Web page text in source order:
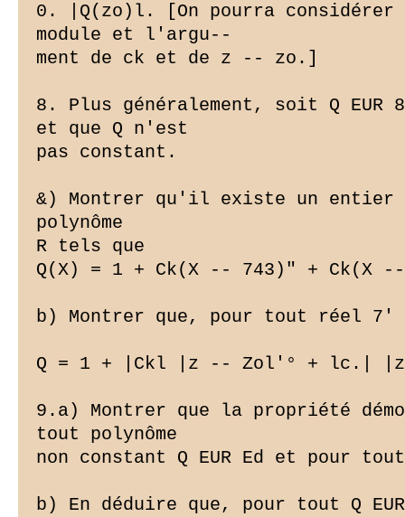
0 . |Q(zo)l. [On pourra
module et l'argu--
ment de ck et de z -- zo.]
8. Plus généralement, soit Q
et que Q n'est
pas constant.
&) Montrer qu'il existe un entier
polynôme
R tels que
Q(X) = 1 + Ck(X -- 743)" + Ck(X
b) Montrer que, pour tout réel
Q = 1 + |Ckl |z -- Zol'° + lc.|
9.a) Montrer que la propriété
tout polynôme
non constant Q EUR Ed et pour
b) En déduire que, pour tout Q